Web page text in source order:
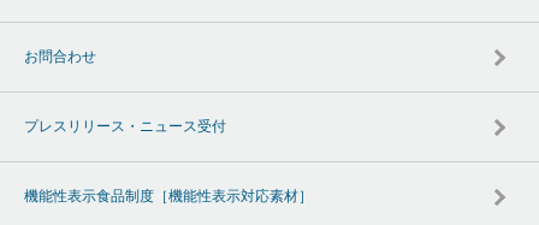
お問合わせ
プレスリリース・ニュース受付
機能性表示食品制度［機能性表示対応素材］